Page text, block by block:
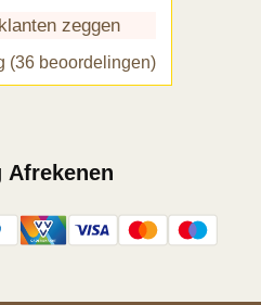
zeggen
(36 beoordelingen)
Afrekenen